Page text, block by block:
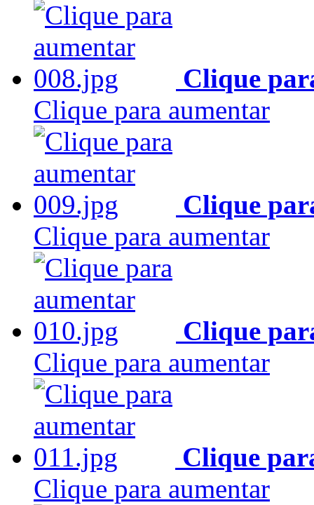
Clique
Clique para aumentar
Clique
Clique para aumentar
Clique
Clique para aumentar
Clique
Clique para aumentar